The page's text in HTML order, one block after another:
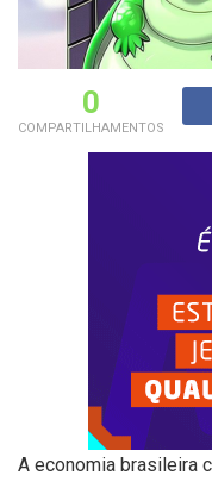
0
COMPARTILHAMENTOS
A economia brasileira